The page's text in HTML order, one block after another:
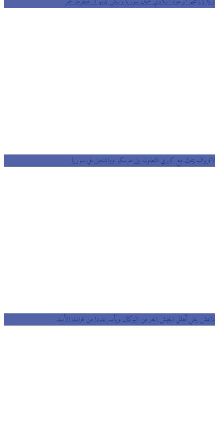
لافروف يبحث مع كيري التعاون بين موسكو وواشنطن في سوريا
داعش ينفي أهالي الجيش الحر من البوكمال ويأسر عددا من قوات الأسد